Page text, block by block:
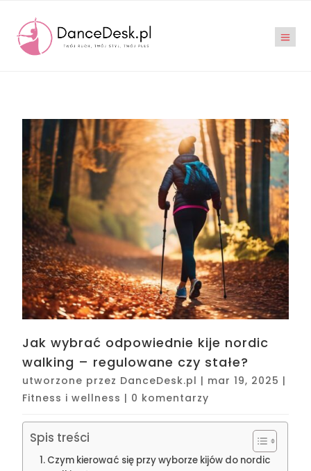
Jak wybrać odpowiednie kije nordic
walking – regulowane czy stałe?
utworzone przez DanceDesk.pl | mar 19, 2025 |
Fitness i wellness | 0 komentarzy
Spis treści
Czym kierować się przy wyborze kijów do nordic